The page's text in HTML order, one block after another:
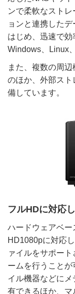
ンで柔軟なスト
ョンと連携した
はじめ、迅速で
Windows、Linux
また、複数の周
のほか、外部ス
備しています。
フルHDに対応
ハードウェアベー
HD1080pに対応
ァイルをサポー
ームを行うこと
イル機器などに
有できるほか、